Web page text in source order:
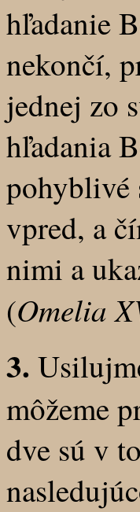
hľadanie
nekončí,
jednej zo
hľadania
pohyblivé
vpred, a
nimi a
(Omelia
3.
môžeme
dve sú v